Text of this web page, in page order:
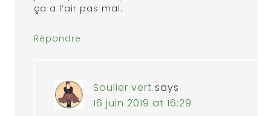
ça a l’air pas mal.
Répondre
Soulier vert says
16 juin 2019 at 16:29